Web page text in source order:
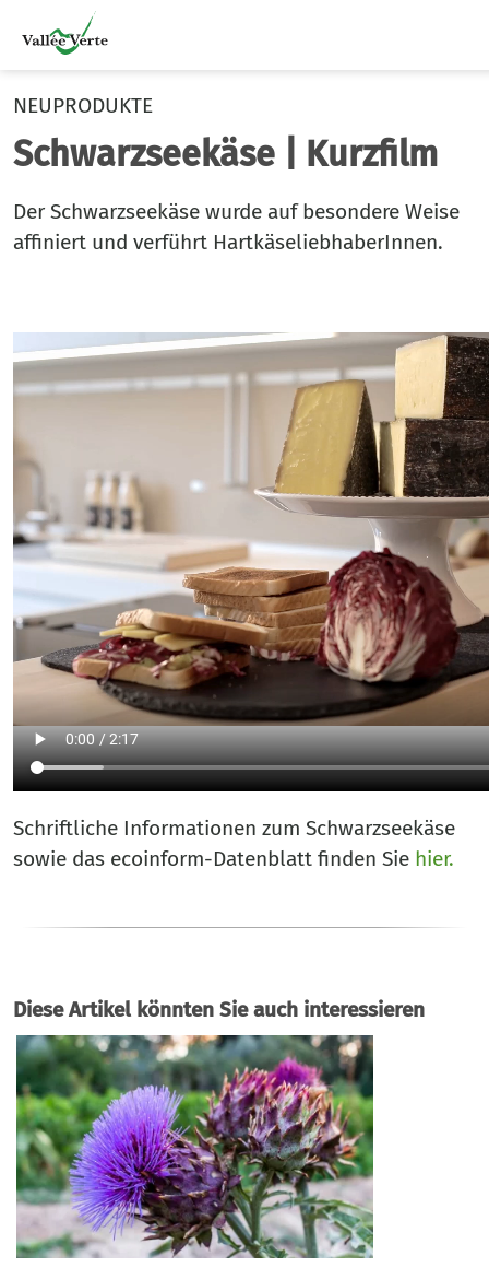
NEUPRODUKTE
Schwarzseekäse | Kurzfilm
Der Schwarzseekäse wurde auf besondere Weise
affiniert und verführt HartkäseliebhaberInnen.
Schriftliche Informationen zum Schwarzseekäse
sowie das ecoinform-Datenblatt finden Sie hier.
Diese Artikel könnten Sie auch interessieren